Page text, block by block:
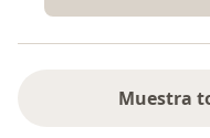
Muestra